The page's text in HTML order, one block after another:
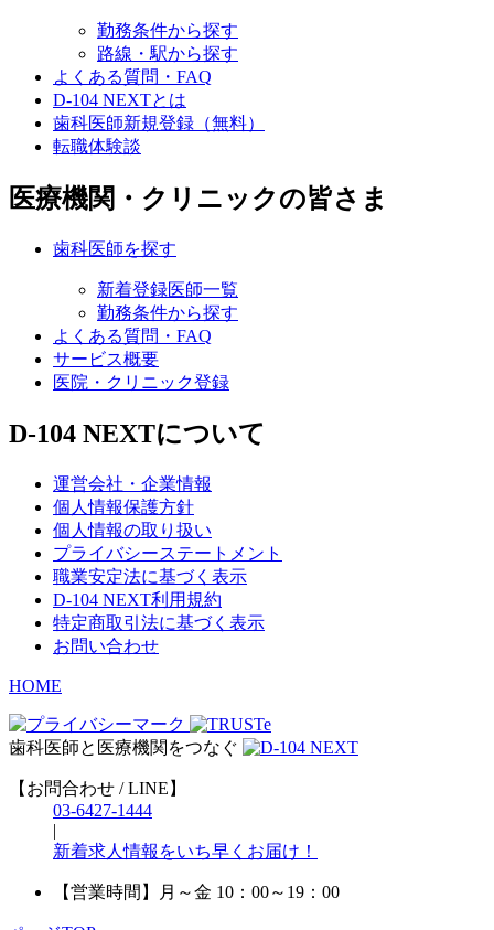
勤務条件から探す
路線・駅から探す
よくある質問・FAQ
D-104 NEXTとは
歯科医師新規登録（無料）
転職体験談
医療機関・クリニックの皆さま
歯科医師を探す
新着登録医師一覧
勤務条件から探す
よくある質問・FAQ
サービス概要
医院・クリニック登録
D-104 NEXTについて
運営会社・企業情報
個人情報保護方針
個人情報の取り扱い
プライバシーステートメント
職業安定法に基づく表示
D-104 NEXT利用規約
特定商取引法に基づく表示
お問い合わせ
HOME
歯科医師と医療機関をつなぐ
【お問合わせ / LINE】
03-6427-1444
|
新着求人情報をいち早くお届け！
【営業時間】 月～金 10：00～19：00